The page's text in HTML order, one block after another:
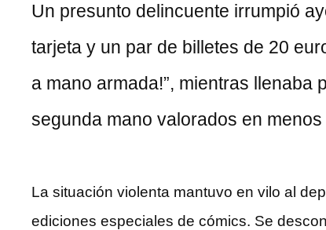
obtén
un
-20%
Un presunto delincuente irrumpió
tarjeta y un par de billetes de 20
a mano armada!”, mientras
segunda mano valorados en menos
La situación violenta mantuvo en vilo al
ediciones especiales de cómics. Se